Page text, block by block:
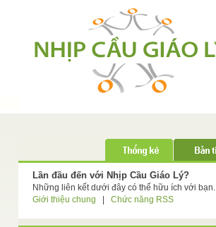
Lần đầu đến với Nhịp Cầu Giáo Lý?
Những liên kết dưới đây có thể hữu ích với bạn.
Giới thiệu chung
Chức năng RSS